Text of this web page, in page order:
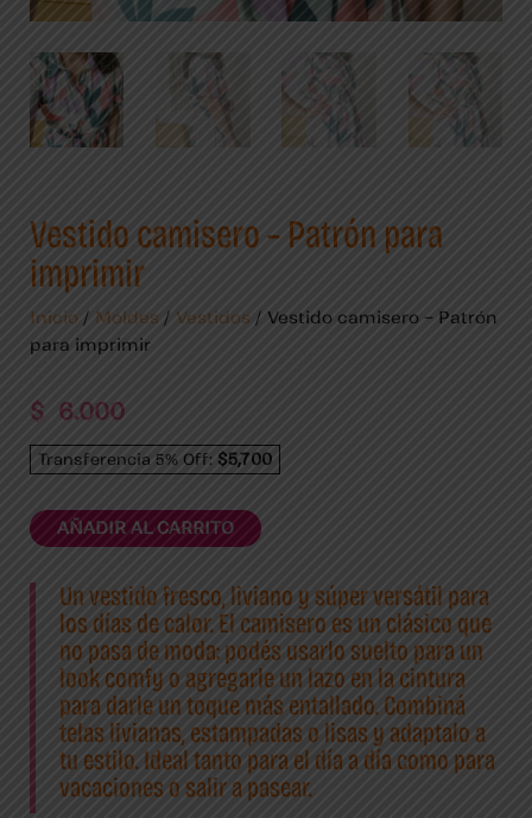
Vestido camisero – Patrón para
imprimir
Inicio / Moldes / Vestidos / Vestido camisero – Patrón
para imprimir
$6.000
Transferencia 5% Off: $5,700
AÑADIR AL CARRITO
Un vestido fresco, liviano y súper versátil para
los días de calor. El camisero es un clásico que
no pasa de moda: podés usarlo suelto para un
look comfy o agregarle un lazo en la cintura
para darle un toque más entallado. Combiná
telas livianas, estampadas o lisas y adaptalo a
tu estilo. Ideal tanto para el día a día como para
vacaciones o salir a pasear.